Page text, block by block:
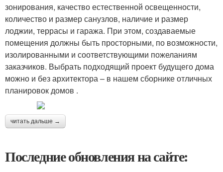
зонирования, качество естественной освещенности,
количество и размер санузлов, наличие и размер
лоджии, террасы и гаража. При этом, создаваемые
помещения должны быть просторными, по возможности,
изолированными и соответствующими пожеланиям
заказчиков. Выбрать подходящий проект будущего дома
можно и без архитектора – в нашем сборнике отличных
планировок домов .
читать дальше →
Последние обновления на сайте: